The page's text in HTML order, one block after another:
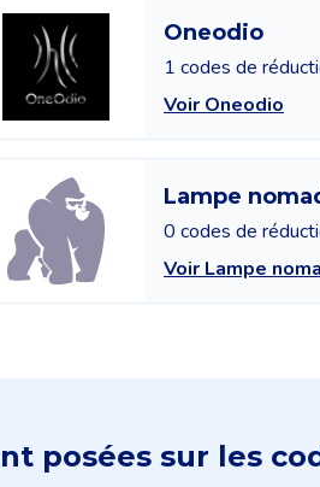
Oneodio
1 codes de
Voir Oneodio
Lampe
0 codes de
Voir Lampe
posées sur les